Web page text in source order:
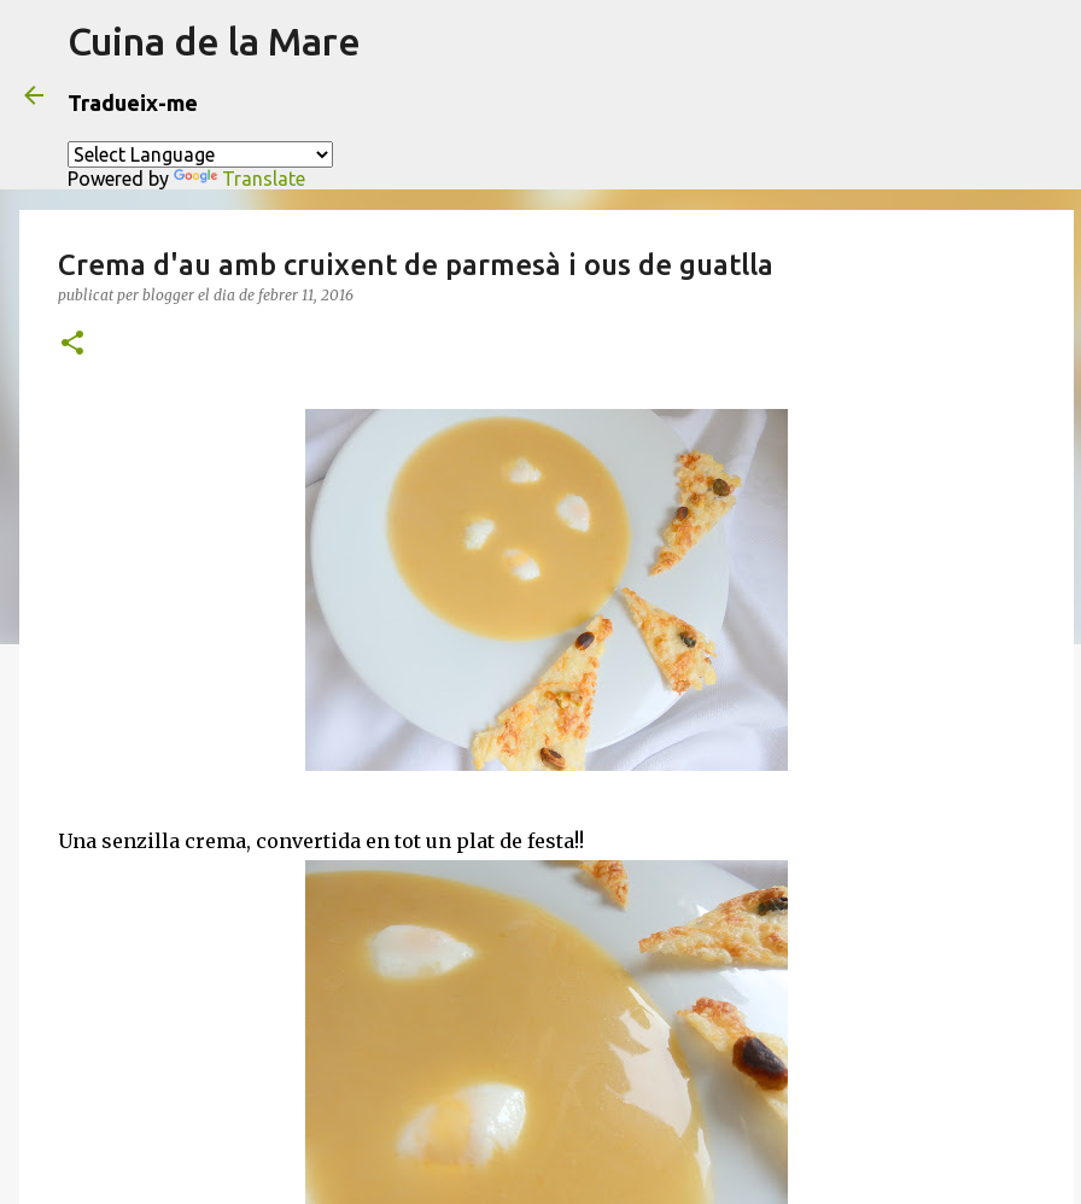
Cuina de la Mare
Tradueix-me
Powered by Translate
Crema d'au amb cruixent de parmesà i ous de guatlla
publicat per blogger el dia de febrer 11, 2016
Una senzilla crema, convertida en tot un plat de festa!!